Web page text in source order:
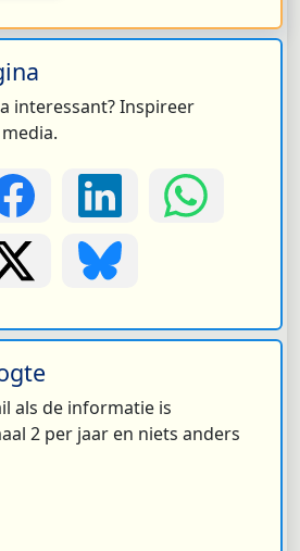
interessant? Inspireer
als de informatie is
2 per jaar en niets anders